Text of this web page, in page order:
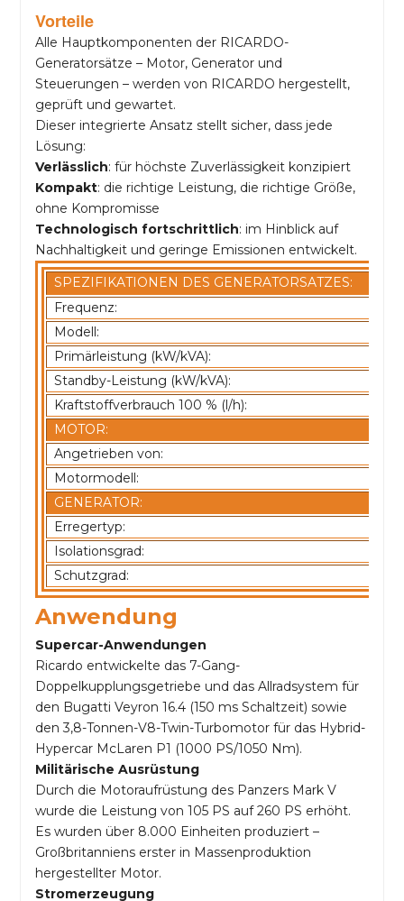
Vorteile
Alle Hauptkomponenten der RICARDO-
Generatorsätze – Motor, Generator und
Steuerungen – werden von RICARDO hergestellt,
geprüft und gewartet.
Dieser integrierte Ansatz stellt sicher, dass jede
Lösung:
Verlässlich: für höchste Zuverlässigkeit konzipiert
Kompakt: die richtige Leistung, die richtige Größe,
ohne Kompromisse
Technologisch fortschrittlich: im Hinblick auf
Nachhaltigkeit und geringe Emissionen entwickelt.
SPEZIFIKATIONEN DES GENERATORSATZES:
Frequenz:
Modell:
Primärleistung (kW/kVA):
Standby-Leistung (kW/kVA):
Kraftstoffverbrauch 100 % (l/h):
MOTOR:
Angetrieben von:
Motormodell:
GENERATOR:
Erregertyp:
Isolationsgrad:
Schutzgrad:
Anwendung
Supercar-Anwendungen
Ricardo entwickelte das 7-Gang-
Doppelkupplungsgetriebe und das Allradsystem für
den Bugatti Veyron 16.4 (150 ms Schaltzeit) sowie
den 3,8-Tonnen-V8-Twin-Turbomotor für das Hybrid-
Hypercar McLaren P1 (1000 PS/1050 Nm).
Militärische Ausrüstung
Durch die Motoraufrüstung des Panzers Mark V
wurde die Leistung von 105 PS auf 260 PS erhöht.
Es wurden über 8.000 Einheiten produziert –
Großbritanniens erster in Massenproduktion
hergestellter Motor.
Stromerzeugung